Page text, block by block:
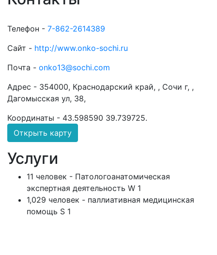
Телефон - 7-862-2614389
Сайт - http://www.onko-sochi.ru
Почта - onko13@sochi.com
Адрес - 354000, Краснодарский край, , Сочи г, ,
Дагомысская ул, 38,
Координаты - 43.598590 39.739725.
Открыть карту
Услуги
11 человек - Патологоанатомическая
экспертная деятельность W 1
1,029 человек - паллиативная медицинская
помощь S 1